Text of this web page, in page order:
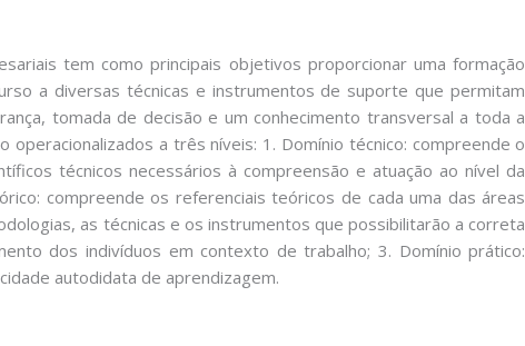
tem como principais objetivos proporcionar uma formação
a diversas técnicas e instrumentos de suporte que permitam
tomada de decisão e um conhecimento transversal a toda a
operacionalizados a três níveis: 1. Domínio técnico: compreende o
técnicos necessários à compreensão e atuação ao nível da
compreende os referenciais teóricos de cada uma das áreas
as técnicas e os instrumentos que possibilitarão a correta
dos indivíduos em contexto de trabalho; 3. Domínio prático:
autodidata de aprendizagem.